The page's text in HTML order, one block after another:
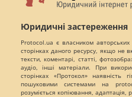
Юридичні застереження
Protocol.ua є власником
сторінках даного ресурсу, якщо не
тексти, коментарі, статті,
аудіо, інші матеріали. При
сторінках «Протокол» наявність
пошуковими системами на
розуміється копіювання, адаптація,